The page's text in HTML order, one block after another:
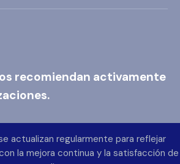
recomiendan activamente
actualizan regularmente para reflejar
la mejora continua y la satisfacción de